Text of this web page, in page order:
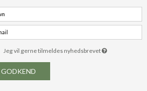
Jeg vil gerne tilmeldes nyhedsbrevet
GODKEND